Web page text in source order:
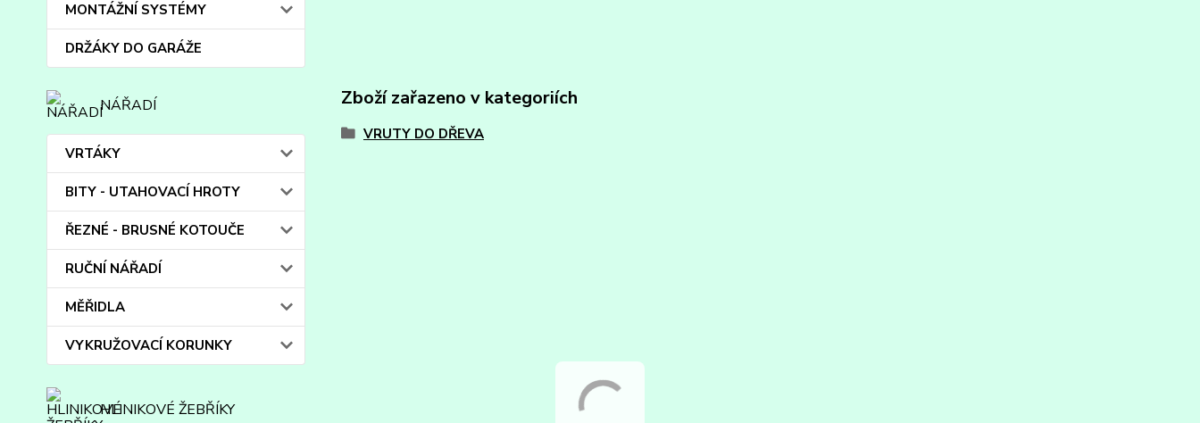
MONTÁŽNÍ SYSTÉMY
DRŽÁKY DO GARÁŽE
NÁŘADÍ
VRTÁKY
BITY - UTAHOVACÍ HROTY
ŘEZNÉ - BRUSNÉ KOTOUČE
RUČNÍ NÁŘADÍ
MĚŘIDLA
VYKRUŽOVACÍ KORUNKY
HLINIKOVÉ ŽEBŘÍKY
Zboží zařazeno v kategoriích
VRUTY DO DŘEVA